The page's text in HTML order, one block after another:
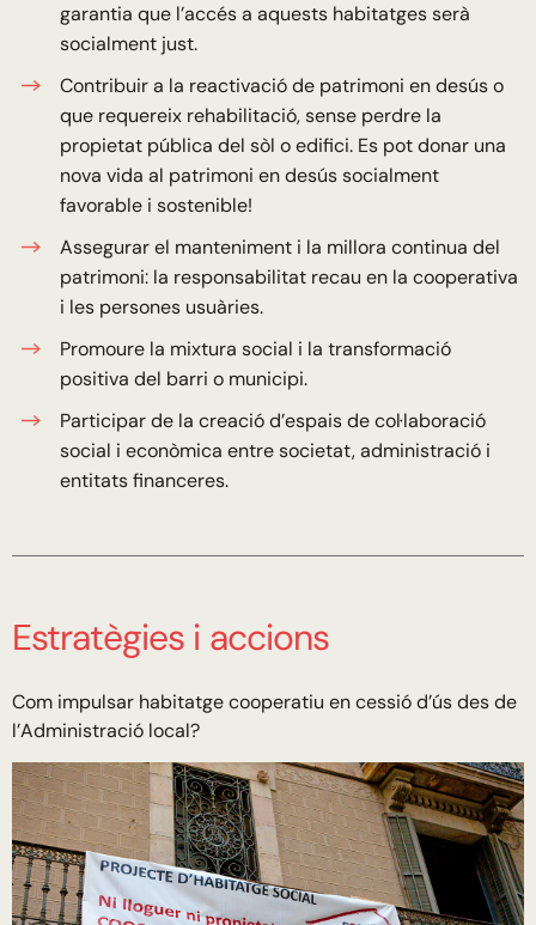
garantia que l’accés a aquests habitatges serà
socialment just.
Contribuir a la reactivació de patrimoni en desús o
que requereix rehabilitació, sense perdre la
propietat pública del sòl o edifici. Es pot donar una
nova vida al patrimoni en desús socialment
favorable i sostenible!
Assegurar el manteniment i la millora continua del
patrimoni: la responsabilitat recau en la cooperativa
i les persones usuàries.
Promoure la mixtura social i la transformació
positiva del barri o municipi.
Participar de la creació d’espais de col·laboració
social i econòmica entre societat, administració i
entitats financeres.
Estratègies i accions
Com impulsar habitatge cooperatiu en cessió d’ús des de
l’Administració local?